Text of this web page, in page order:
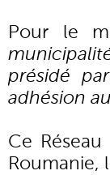
Pour le
présidé
adhésion
Ce
Roumanie,